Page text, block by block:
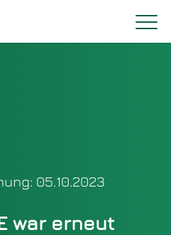
05.10.2023
war erneut